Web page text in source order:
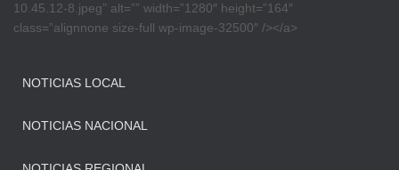
10.45.12-8.jpeg” alt=”” width=”1280″ height=”164″
class=”alignnone size-full wp-image-32500″ /></a>
NOTICIAS LOCAL
NOTICIAS NACIONAL